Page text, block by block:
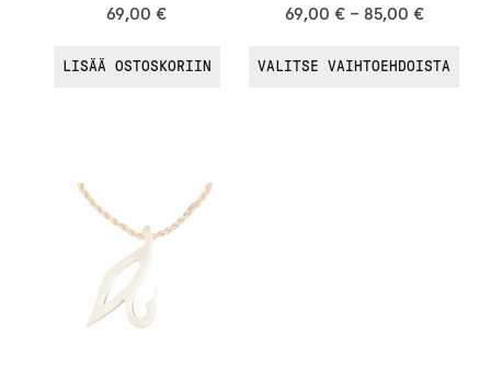
5.00/ 5
69,00€
LISÄÄ OSTOSKORIIN 5.00/ 5
69,00 €– 85,00 €
VALITSE VAIHTOEHDOISTA